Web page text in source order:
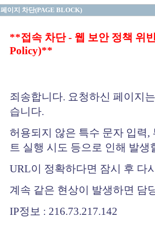
페이지 차단(PAGE BLOCK)
**접속 차단 - 웹 보안 정책 위
Policy)**
죄송합니다. 요청하신 페이지
습니다.
허용되지 않은 특수 문자 입력
트 실행 시도 등으로 인해 발생
URL이 정확하다면 잠시 후 다
계속 같은 현상이 발생하면 담
IP정보 : 216.73.217.142